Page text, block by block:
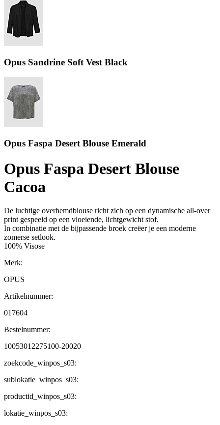
Opus Sandrine Soft Vest Black
Opus Faspa Desert Blouse Emerald
Opus Faspa Desert Blouse
Cacoa
De luchtige overhemdblouse richt zich op een dynamische all-over
print gespeeld op een vloeiende, lichtgewicht stof.
In combinatie met de bijpassende broek creëer je een moderne
zomerse setlook.
100% Visose
Merk:
OPUS
Artikelnummer:
017604
Bestelnummer:
10053012275100-20020
zoekcode_winpos_s03:
sublokatie_winpos_s03:
productid_winpos_s03:
lokatie_winpos_s03: